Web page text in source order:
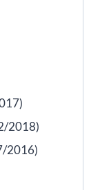
2018)
2016)